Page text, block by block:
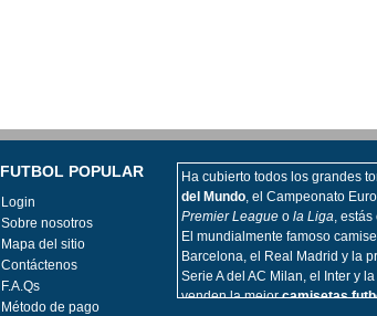
FUTBOL POPULAR
Login
Sobre nosotros
Mapa del sitio
Contáctenos
F.A.Qs
Método de pago
Ha cubierto todos los grandes
del Mundo, el Campeonato
Premier League o la Liga,
El mundialmente famoso
Barcelona, el Real Madrid y la
Serie A del AC Milan, el Inter y
venden la mejorcamisetas